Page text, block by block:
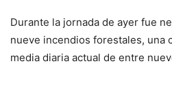
Durante la jornada de ayer fue
nueve incendios forestales, una
media diaria actual de entre